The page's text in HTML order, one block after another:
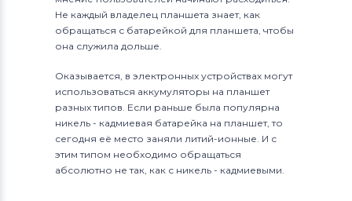
Не каждый владелец планшета знает, как
обращаться с батарейкой для планшета, чтобы
она служила дольше.
Оказывается, в электронных устройствах могут
использоваться аккумуляторы на планшет
разных типов. Если раньше была популярна
никель - кадмиевая батарейка на планшет, то
сегодня её место заняли литий-ионные. И с
этим типом необходимо обращаться
абсолютно не так, как с никель - кадмиевыми.